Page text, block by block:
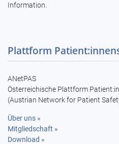
Information.
Plattform
ANetPAS
Österreichische Plattform
(Austrian Network for Patient
Über uns »
Mitgliedschaft »
Download »